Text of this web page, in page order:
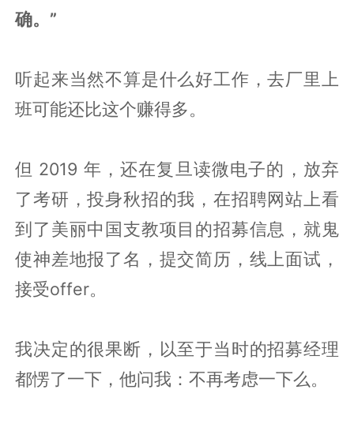
确。”
听起来当然不算是什么好工作，去厂里上
班可能还比这个赚得多。
但 2019 年，还在复旦读微电子的，放弃
了考研，投身秋招的我，在招聘网站上看
到了美丽中国支教项目的招募信息，就鬼
使神差地报了名，提交简历，线上面试，
接受offer。
我决定的很果断，以至于当时的招募经理
都愣了一下，他问我：不再考虑一下么。